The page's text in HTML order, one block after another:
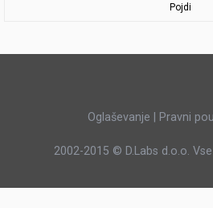
Pojdi
Oglaševanje Pravni
2002-2015 © D.Labs d.o.o.